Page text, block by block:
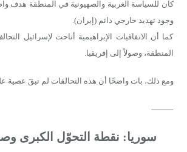
كان للسياسة الغربية والصهيونية في المنطقة هدف
وجود تهديد خارجي دائم (إيران).
كما أن الاتفاقيات الإبراهيمية أتاحت لإسرائيل
المنطقة، وصولاً إلى إفريقيا.
ومع ذلك، بات واضحًا أن هذه التحالفات لم تبقَ
⸻
سوريا: نقطة التحوّل الكبرى